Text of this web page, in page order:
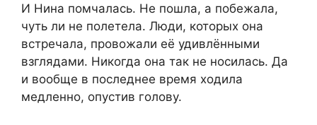
И Нина помчалась. Не пошла, а побежала,
чуть ли не полетела. Люди, которых она
встречала, провожали её удивлёнными
взглядами. Никогда она так не носилась. Да
и вообще в последнее время ходила
медленно, опустив голову.